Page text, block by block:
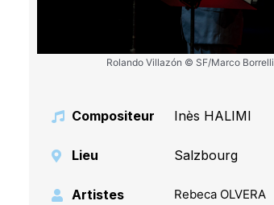
Rolando Villazón © SF/Marco Borrelli
Compositeur Inès HALIMI
Lieu Salzbourg
Artistes
Rebeca OLVERA